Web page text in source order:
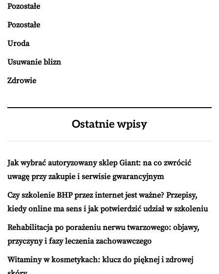
Pozostałe
Pozostałe
Uroda
Usuwanie blizn
Zdrowie
Ostatnie wpisy
Jak wybrać autoryzowany sklep Giant: na co zwrócić
uwagę przy zakupie i serwisie gwarancyjnym
Czy szkolenie BHP przez internet jest ważne? Przepisy,
kiedy online ma sens i jak potwierdzić udział w szkoleniu
Rehabilitacja po porażeniu nerwu twarzowego: objawy,
przyczyny i fazy leczenia zachowawczego
Witaminy w kosmetykach: klucz do pięknej i zdrowej